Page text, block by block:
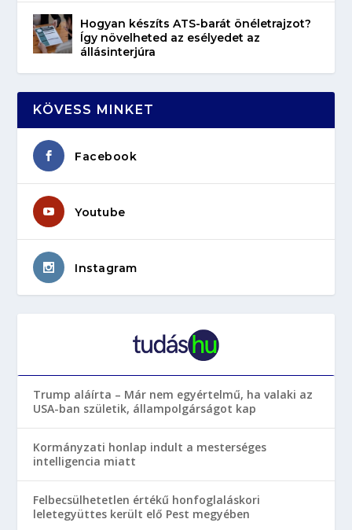
Hogyan készíts ATS-barát önéletrajzot?
Így növelheted az esélyedet az
állásinterjúra
KÖVESS MINKET
Facebook
Youtube
Instagram
Trump aláírta – Már nem egyértelmű, ha valaki az
USA-ban születik, állampolgárságot kap
Kormányzati honlap indult a mesterséges
intelligencia miatt
Felbecsülhetetlen értékű honfoglaláskori
leletegyüttes került elő Pest megyében